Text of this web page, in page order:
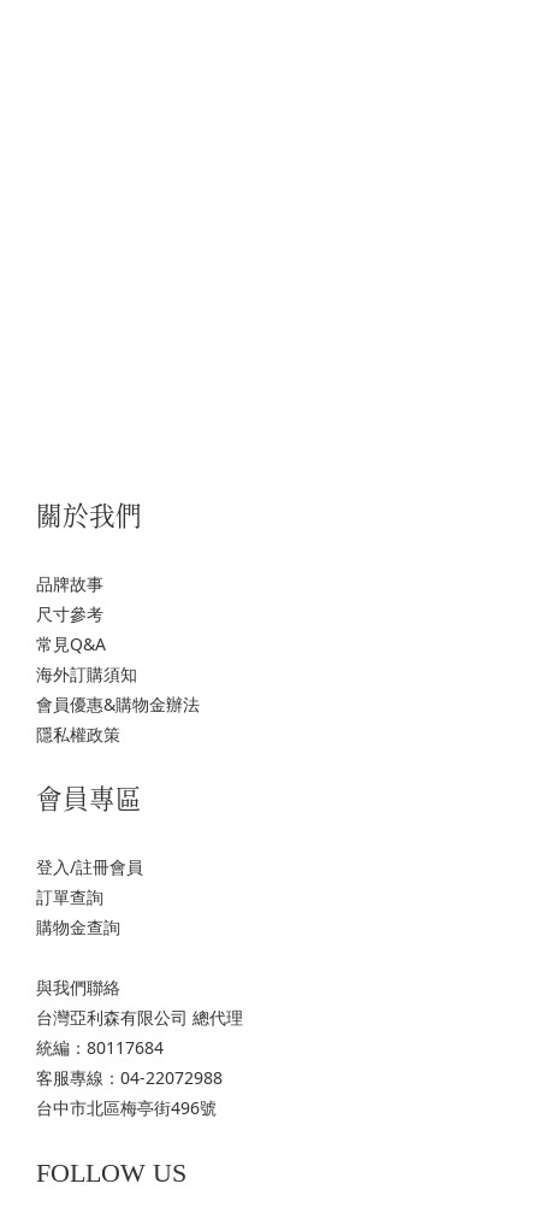
關於我們
品牌故事
尺寸參考
常見Q&A
海外訂購須知
會員優惠&購物金辦法
隱私權政策
會員專區
登入/註冊會員
訂單查詢
購物金查詢
與我們聯絡
台灣亞利森有限公司 總代理
統編：80117684
客服專線：04-22072988
台中市北區梅亭街496號
FOLLOW US